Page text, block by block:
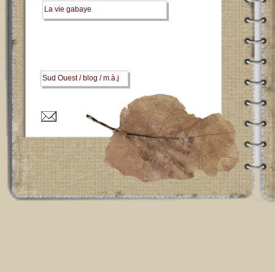
Sud Ouest / blog / m.à.j
La vie gabaye